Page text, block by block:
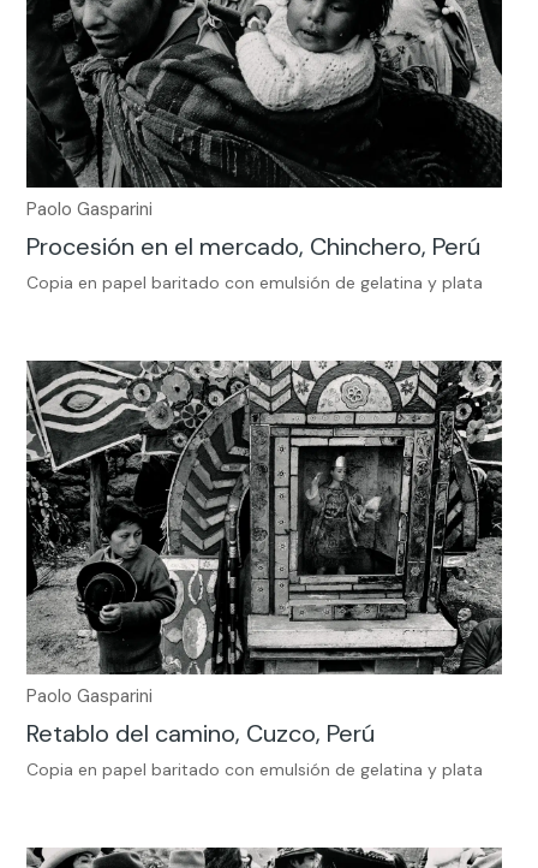
Paolo Gasparini
Procesión en el mercado, Chinchero, Perú
Copia en papel baritado con emulsión de gelatina y plata
Paolo Gasparini
Retablo del camino, Cuzco, Perú
Copia en papel baritado con emulsión de gelatina y plata